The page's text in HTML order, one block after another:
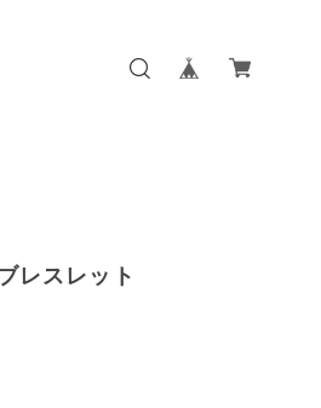
レスレット